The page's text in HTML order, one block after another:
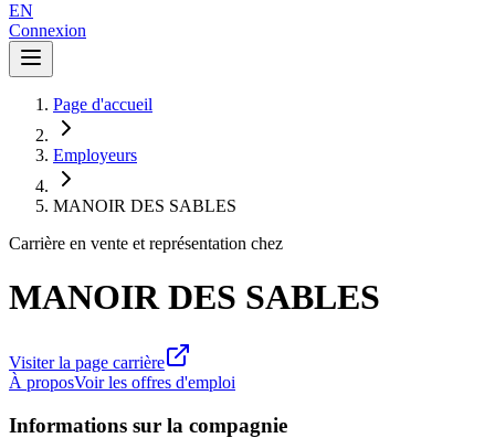
EN
Connexion
Page d'accueil
Employeurs
MANOIR DES SABLES
Carrière en vente et représentation chez
MANOIR DES SABLES
Visiter la page carrière
À proposVoir les offres d'emploi
Informations sur la compagnie